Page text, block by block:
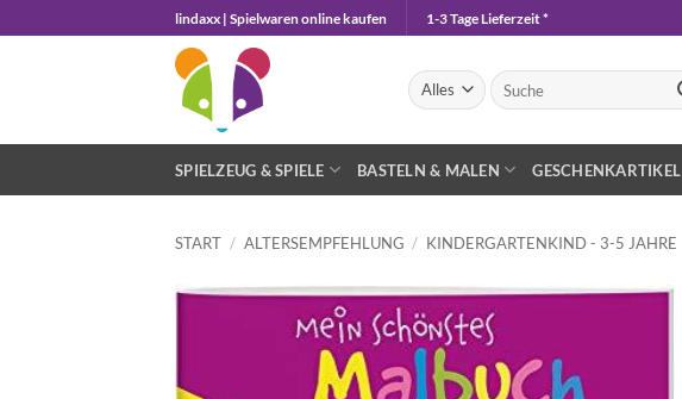
Inhalt
lindaxx | Spielwaren online kaufen 1-3 Tage Lieferzeit *
Suchen
nach:
SPIELZEUG & SPIELE BASTELN & MALEN GESCHENKARTIKEL
START / ALTERSEMPFEHLUNG / KINDERGARTENKIND - 3-5 JAHRE
Wunschliste